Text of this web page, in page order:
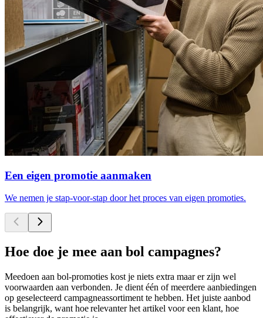
Een eigen promotie aanmaken
We nemen je stap-voor-stap door het proces van eigen promoties.
Hoe doe je mee aan bol campagnes?
Meedoen aan bol-promoties kost je niets extra maar er zijn wel
voorwaarden aan verbonden. Je dient één of meerdere aanbiedingen
op geselecteerd campagneassortiment te hebben. Het juiste aanbod
is belangrijk, want hoe relevanter het artikel voor een klant, hoe